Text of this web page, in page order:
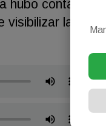
hubo contactos
visibilizar la